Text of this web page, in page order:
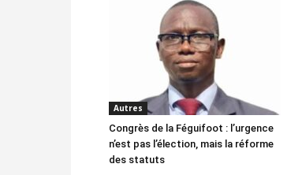
Autres
Congrès de la Féguifoot : l’urgence
n’est pas l’élection, mais la réforme
des statuts